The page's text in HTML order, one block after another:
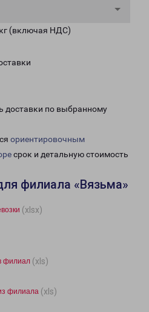
(включая НДС)
доставки по выбранному
ориентировочным
срок и детальную стоимость
филиала «Вязьма»
(xlsx)
филиал (xls)
филиала (xls)